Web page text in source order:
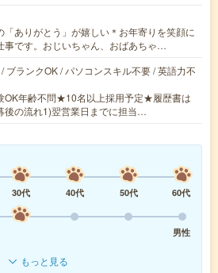
「ありがとう」が嬉しい＊お年寄りを笑顔に
事です。おじいちゃん、おばあちゃ…
ブランクOK / パソコンスキル不要 / 英語力不
OK年齢不問★10名以上採用予定★履歴書は
の流れ1)翌営業日までに担当…
30代 40代 50代
60代
男性
もっと見る